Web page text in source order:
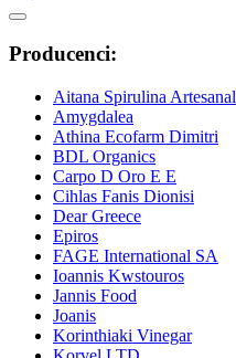
Producenci:
Aitana Spirulina Artesanal
Amygdalea
Athina Ecofarm Dimitri
BDL Organics
Carpo D Oro E E
Cihlas Fanis Dionisi
Dear Greece
Epiros
FAGE International SA
Ioannis Kwstouros
Jannis Food
Joanis
Korinthiaki Vinegar